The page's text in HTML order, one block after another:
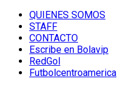
QUIENES SOMOS
STAFF
CONTACTO
Escribe en Bolavip
RedGol
Futbolcentroamerica